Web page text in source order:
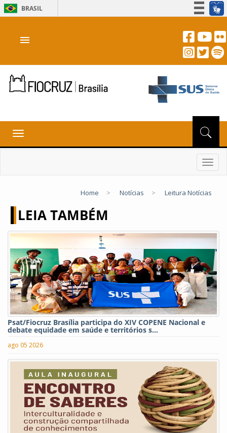
BRASIL
Acesso à informação
Canais
menu
Toggle
navigation
Home > Notícias > Leitura Notícias
LEIA TAMBÉM
Psat/Fiocruz Brasília participa do XIV COPENE Nacional e
debate equidade em saúde e territórios s...
ago 05 2026